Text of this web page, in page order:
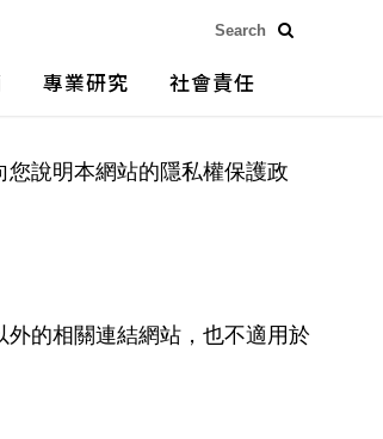
專業研究 社會責任
說明本網站的隱私權保護政
的相關連結網站，也不適用於